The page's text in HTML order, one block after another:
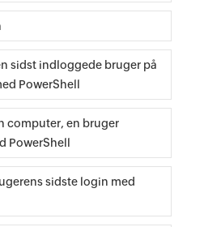
sidst indloggede bruger på
PowerShell
computer, en bruger
PowerShell
sidste login med